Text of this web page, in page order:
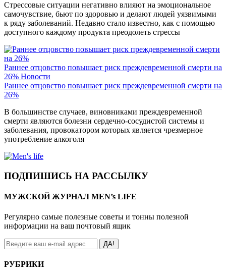
Стрессовые ситуации негативно влияют на эмоциональное
самочувствие, бьют по здоровью и делают людей уязвимыми
к ряду заболеваний. Недавно стало известно, как с помощью
доступного каждому продукта преодолеть стрессы
Раннее отцовство повышает риск преждевременной смерти на
26% Новости
Раннее отцовство повышает риск преждевременной смерти на
26%
В большинстве случаев, виновниками преждевременной
смерти являются болезни сердечно-сосудистой системы и
заболевания, провокатором которых является чрезмерное
употребление алкоголя
ПОДПИШИСЬ НА РАССЫЛКУ
МУЖСКОЙ ЖУРНАЛ MEN’s LIFE
Регулярно самые полезные советы и тонны полезной
информации на ваш почтовый ящик
ДА!
РУБРИКИ